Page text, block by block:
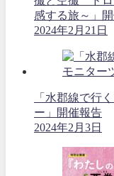
感する旅～」
2024年2月21日
「水郡線で行
ー」開催報告
2024年2月3日